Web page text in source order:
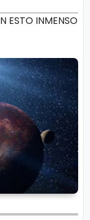
ESTO INMENSO